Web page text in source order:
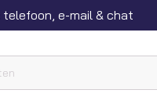
telefoon, e-mail & chat